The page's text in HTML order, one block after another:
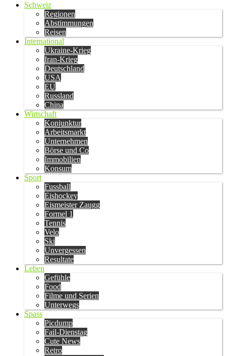
Schweiz
Regionen
Abstimmungen
Reisen
International
Ukraine-Krieg
Iran-Krieg
Deutschland
USA
EU
Russland
China
Wirtschaft
Konjunktur
Arbeitsmarkt
Unternehmen
Börse und Co
Immobilien
Konsum
Sport
Fussball
Eishockey
Eismeister Zaugg
Formel 1
Tennis
Velo
Ski
Unvergessen
Resultate
Leben
Gefühle
Food
Filme und Serien
Unterwegs
Spass
Picdump
Fail-Dienstag
Cute News
Retro